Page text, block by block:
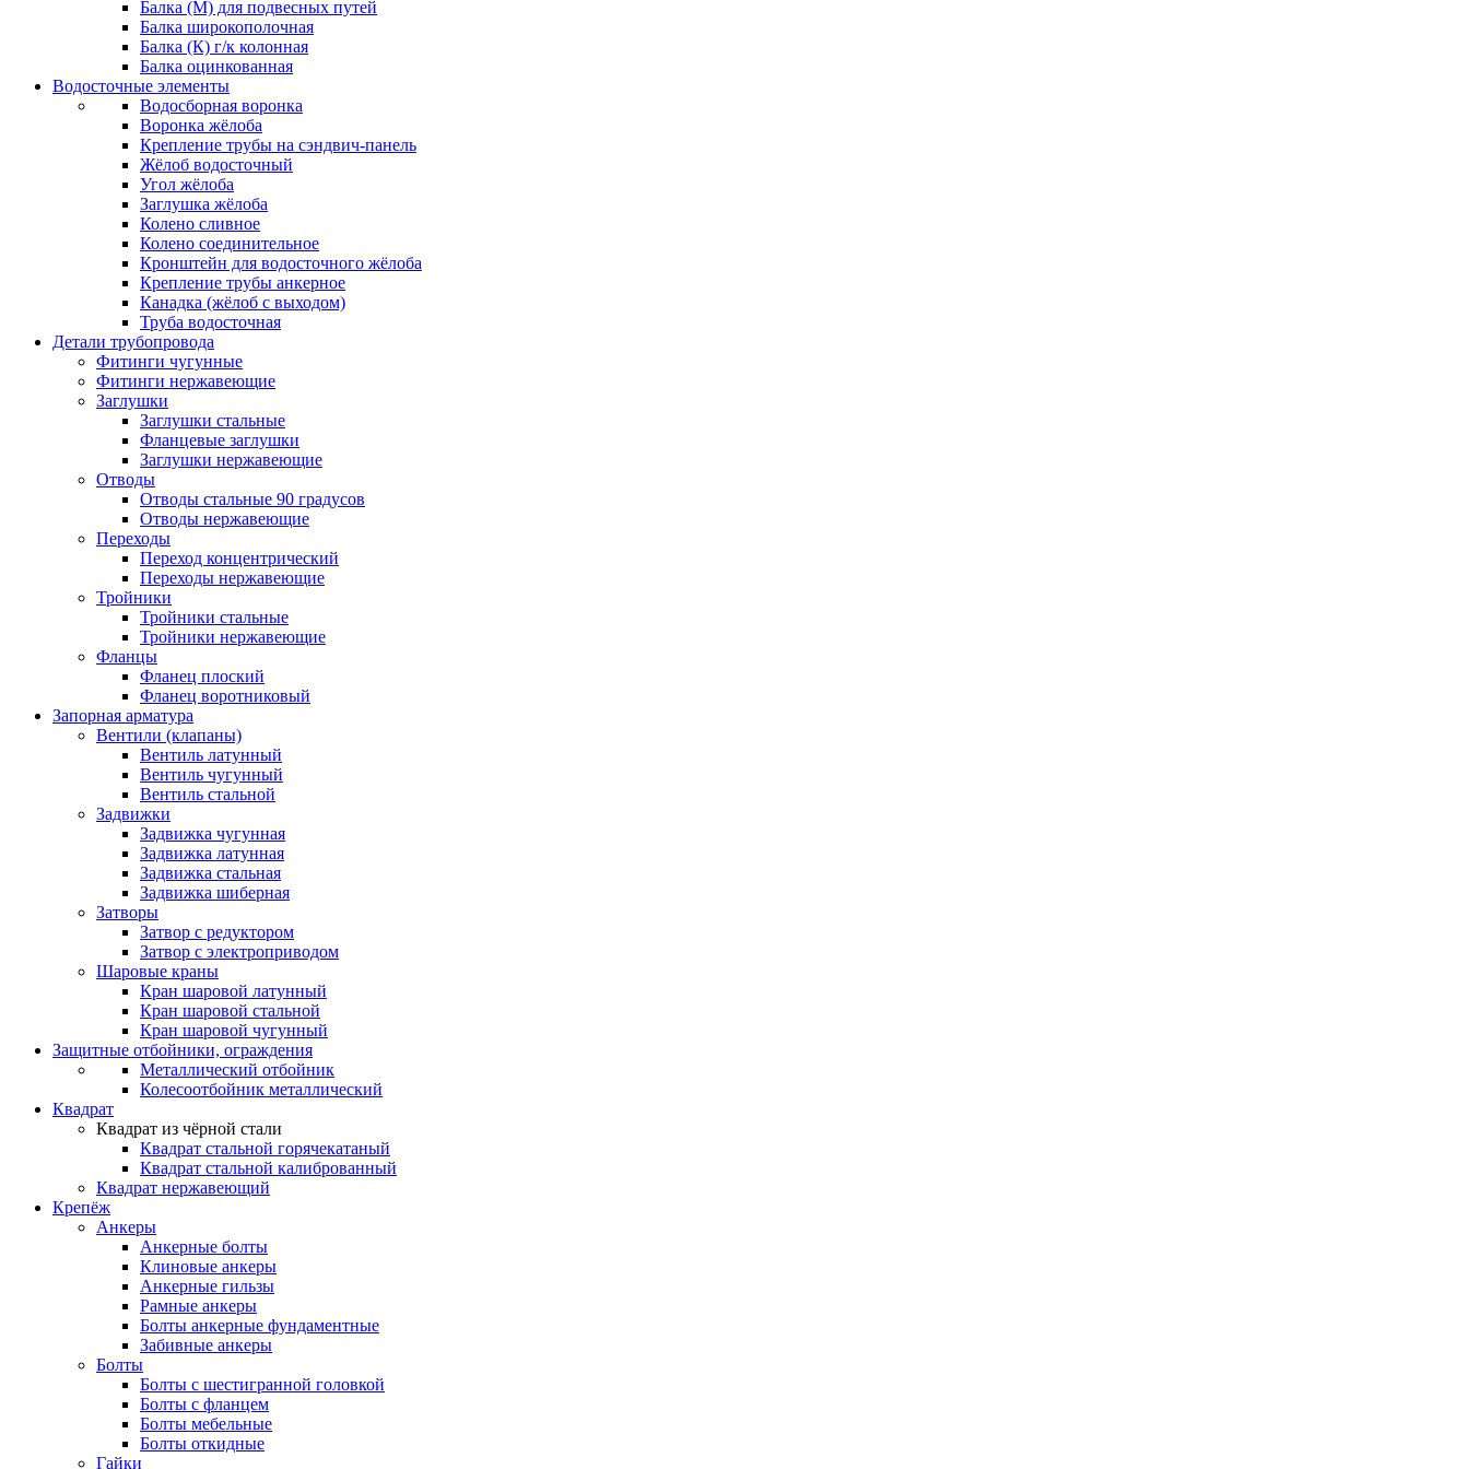
Балка (М) для подвесных путей
Балка широкополочная
Балка (К) г/к колонная
Балка оцинкованная
Водосточные элементы
Водосборная воронка
Воронка жёлоба
Крепление трубы на сэндвич-панель
Жёлоб водосточный
Угол жёлоба
Заглушка жёлоба
Колено сливное
Колено соединительное
Кронштейн для водосточного жёлоба
Крепление трубы анкерное
Канадка (жёлоб с выходом)
Труба водосточная
Детали трубопровода
Фитинги чугунные
Фитинги нержавеющие
Заглушки
Заглушки стальные
Фланцевые заглушки
Заглушки нержавеющие
Отводы
Отводы стальные 90 градусов
Отводы нержавеющие
Переходы
Переход концентрический
Переходы нержавеющие
Тройники
Тройники стальные
Тройники нержавеющие
Фланцы
Фланец плоский
Фланец воротниковый
Запорная арматура
Вентили (клапаны)
Вентиль латунный
Вентиль чугунный
Вентиль стальной
Задвижки
Задвижка чугунная
Задвижка латунная
Задвижка стальная
Задвижка шиберная
Затворы
Затвор с редуктором
Затвор с электроприводом
Шаровые краны
Кран шаровой латунный
Кран шаровой стальной
Кран шаровой чугунный
Защитные отбойники, ограждения
Металлический отбойник
Колесоотбойник металлический
Квадрат
Квадрат из чёрной стали
Квадрат стальной горячекатаный
Квадрат стальной калиброванный
Квадрат нержавеющий
Крепёж
Анкеры
Анкерные болты
Клиновые анкеры
Анкерные гильзы
Рамные анкеры
Болты анкерные фундаментные
Забивные анкеры
Болты
Болты с шестигранной головкой
Болты с фланцем
Болты мебельные
Болты откидные
Гайки